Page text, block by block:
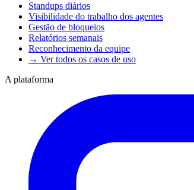
Standups diários
Visibilidade do trabalho dos agentes
Gestão de bloqueios
Relatórios semanais
Reconhecimento da equipe
→ Ver todos os casos de uso
A plataforma